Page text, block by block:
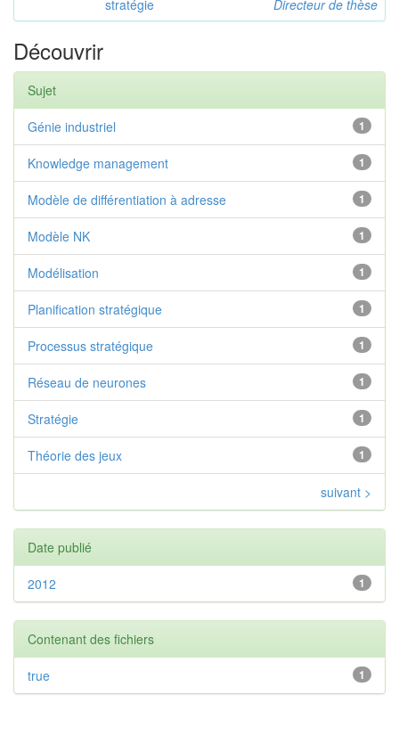
stratégie
Directeur de thèse
Découvrir
Sujet
1
Génie industriel
1
Knowledge management
1
Modèle de différentiation à adresse
1
Modèle NK
1
Modélisation
1
Planification stratégique
1
Processus stratégique
1
Réseau de neurones
1
Stratégie
1
Théorie des jeux
suivant >
Date publié
1
2012
Contenant des fichiers
1
true